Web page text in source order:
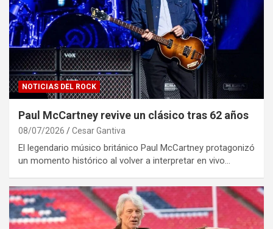
NOTICIAS DEL ROCK
Paul McCartney revive un clásico tras 62 años
08/07/2026 Cesar Gantiva
El legendario músico británico Paul McCartney protagonizó
un momento histórico al volver a interpretar en vivo…